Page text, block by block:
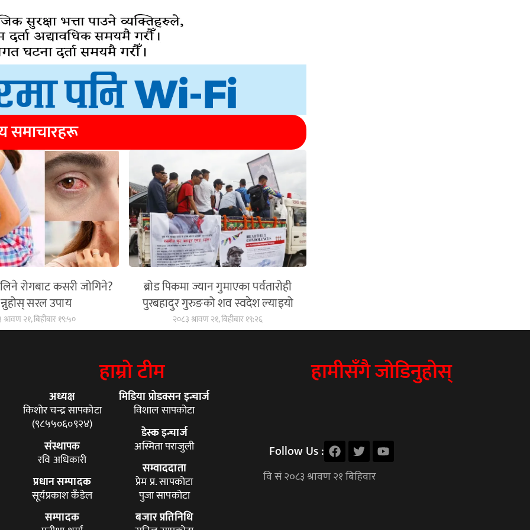
समाचारहरू
रोगबाट कसरी जोगिने?
सरल उपाय
२१, बिहीबार १९:५०
ब्रोड पिकमा ज्यान गुमाएका पर्वतारोही
पुरबहादुर गुरुङको शव स्वदेश ल्याइयो
२०८३ श्रावण २१, बिहीबार १९:२६
हाम्रो टीम
अध्यक्ष
किशोर चन्द्र सापकोटा
(९८५५०६०९२४)
संस्थापक
रवि अधिकारी
प्रधान सम्पादक
सूर्यप्रकाश कँडेल
सम्पादक
मिडिया प्रोडक्सन इन्चार्ज
विशाल सापकोटा
डेस्क इन्चार्ज
अस्मिता पराजुली
सम्वाददाता
प्रेम प्र. सापकोटा
पुजा सापकोटा
बजार प्रतिनिधि
हामीसँगै जोडिनुहोस्
Follow Us :